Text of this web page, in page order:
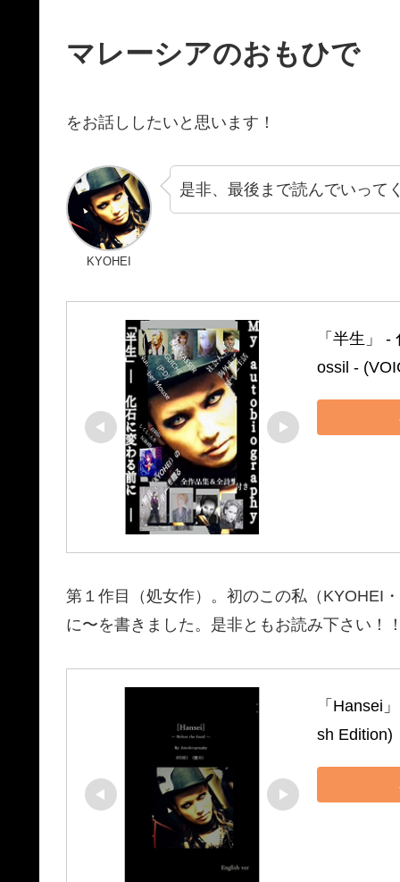
マレーシアのおもひで
をお話ししたいと思います！
KYOHEI
是非、最後まで読んでいって
「半生」
ossil ‐
第１作目（処女作）。初のこの私（KYOHEI
に〜を書きました。是非ともお読み下さい！
「Hansei
sh Edition)